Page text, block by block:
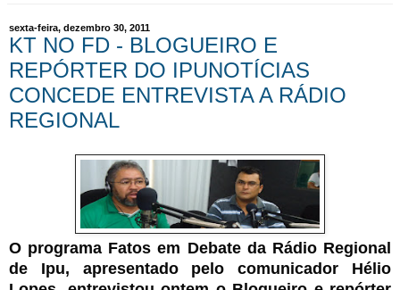
sexta-feira, dezembro 30, 2011
KT NO FD - BLOGUEIRO E
REPÓRTER DO IPUNOTÍCIAS
CONCEDE ENTREVISTA A RÁDIO
REGIONAL
O programa Fatos em Debate da Rádio Regional
de Ipu, apresentado pelo comunicador Hélio